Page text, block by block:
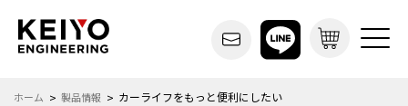
ホーム 製品情報 カーライフをもっと便利にしたい